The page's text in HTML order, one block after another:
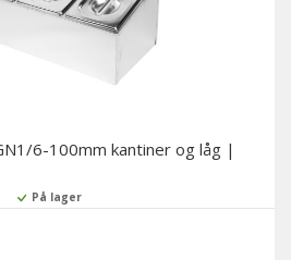
6-100mm kantiner og låg |
På lager